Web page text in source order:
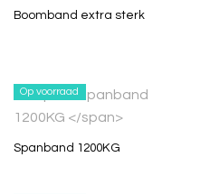
Boomband extra sterk
Op voorraad
Spanband 1200KG